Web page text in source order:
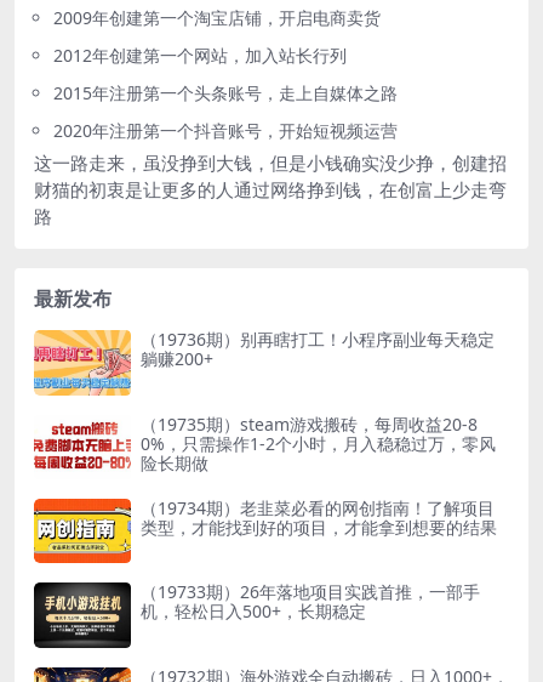
2009年创建第一个淘宝店铺，开启电商卖货
2012年创建第一个网站，加入站长行列
2015年注册第一个头条账号，走上自媒体之路
2020年注册第一个抖音账号，开始短视频运营
这一路走来，虽没挣到大钱，但是小钱确实没少挣，创建招
财猫的初衷是让更多的人通过网络挣到钱，在创富上少走弯
路
最新发布
（19736期）别再瞎打工！小程序副业每天稳定
躺赚200+
（19735期）steam游戏搬砖，每周收益20-8
0%，只需操作1-2个小时，月入稳稳过万，零风
险长期做
（19734期）老韭菜必看的网创指南！了解项目
类型，才能找到好的项目，才能拿到想要的结果
（19733期）26年落地项目实践首推，一部手
机，轻松日入500+，长期稳定
（19732期）海外游戏全自动搬砖，日入1000+，